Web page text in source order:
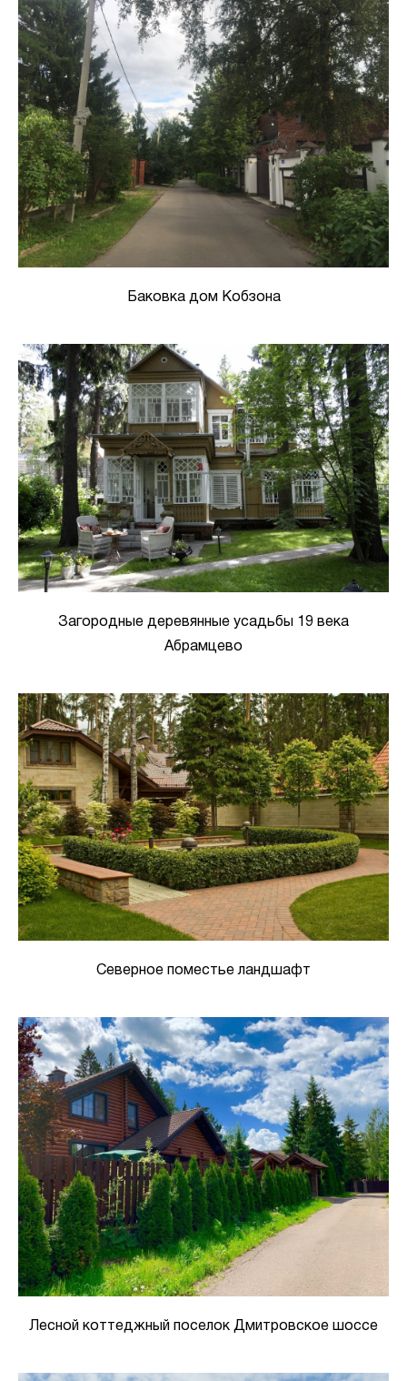
Баковка дом Кобзона
Загородные деревянные усадьбы 19 века
Абрамцево
Северное поместье ландшафт
Лесной коттеджный поселок Дмитровское шоссе